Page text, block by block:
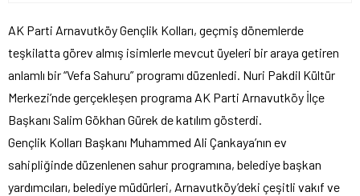
AK Parti Arnavutköy Gençlik Kolları, geçmiş dönemlerde
teşkilatta görev almış isimlerle mevcut üyeleri bir araya getiren
anlamlı bir “Vefa Sahuru” programı düzenledi. Nuri Pakdil Kültür
Merkezi’nde gerçekleşen programa AK Parti Arnavutköy İlçe
Başkanı Salim Gökhan Gürek de katılım gösterdi.
Gençlik Kolları Başkanı Muhammed Ali Çankaya’nın ev
sahipliğinde düzenlenen sahur programına, belediye başkan
yardımcıları, belediye müdürleri, Arnavutköy’deki çeşitli vakıf ve